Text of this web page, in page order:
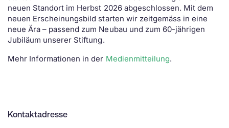
neuen Standort im Herbst 2026 abgeschlossen. Mit dem
neuen Erscheinungsbild starten wir zeitgemäss in eine
neue Ära – passend zum Neubau und zum 60-jährigen
Jubiläum unserer Stiftung.
Mehr Informationen in der Medienmitteilung.
Kontaktadresse